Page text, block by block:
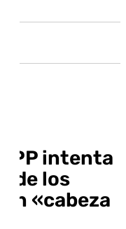
PP intenta
de los
«cabeza